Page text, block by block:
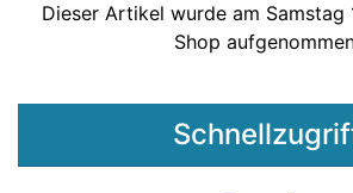
Dieser Artikel wurde am Samstag
Shop